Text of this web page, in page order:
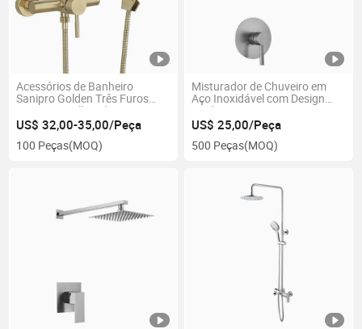
Acessórios de Banheiro
Sanipro Golden Três Furos
Bronze Envelhecido para
Chuveiro
US$ 32,00-35,00/Peça
100 Peças(MOQ)
Misturador de Chuveiro em
Aço Inoxidável com Design
Moderno Sanipro
US$ 25,00/Peça
500 Peças(MOQ)